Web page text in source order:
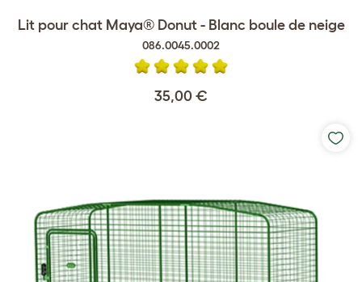
Lit pour chat Maya® Donut - Blanc boule de neige
086.0045.0002
35,00 €